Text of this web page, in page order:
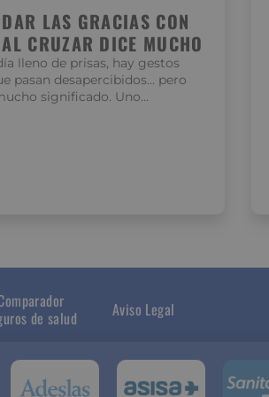
LAS GRACIAS CON
CRUZAR DICE MUCHO
lleno de prisas, hay gestos
pasan desapercibidos… pero
significado. Uno…
de salud
Aviso Legal